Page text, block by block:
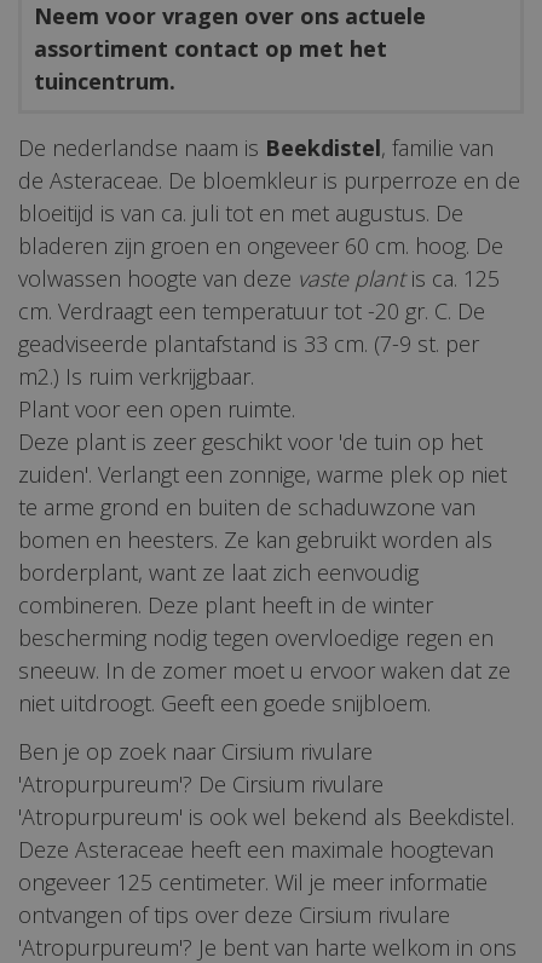
Neem voor vragen over ons actuele
assortiment contact op met het
tuincentrum.
De nederlandse naam is Beekdistel, familie van
de Asteraceae. De bloemkleur is purperroze en de
bloeitijd is van ca. juli tot en met augustus. De
bladeren zijn groen en ongeveer 60 cm. hoog. De
volwassen hoogte van deze vaste plantis ca. 125
cm. Verdraagt een temperatuur tot -20 gr. C. De
geadviseerde plantafstand is 33 cm. (7-9 st. per
m2.) Is ruim verkrijgbaar.
Plant voor een open ruimte.
Deze plant is zeer geschikt voor 'de tuin op het
zuiden'. Verlangt een zonnige, warme plek op niet
te arme grond en buiten de schaduwzone van
bomen en heesters. Ze kan gebruikt worden als
borderplant, want ze laat zich eenvoudig
combineren. Deze plant heeft in de winter
bescherming nodig tegen overvloedige regen en
sneeuw. In de zomer moet u ervoor waken dat ze
niet uitdroogt. Geeft een goede snijbloem.
Ben je op zoek naar Cirsium rivulare
'Atropurpureum'? De Cirsium rivulare
'Atropurpureum' is ook wel bekend als Beekdistel.
Deze Asteraceae heeft een maximale hoogtevan
ongeveer 125 centimeter. Wil je meer informatie
ontvangen of tips over deze Cirsium rivulare
'Atropurpureum'? Je bent van harte welkom in ons